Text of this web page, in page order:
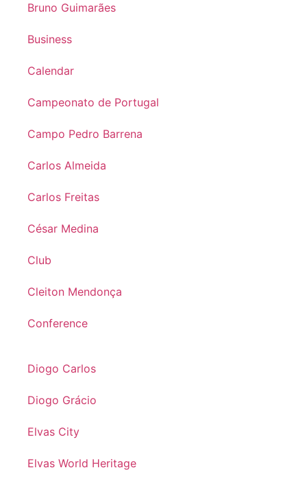
Bruno Guimarães
Business
Calendar
Campeonato de Portugal
Campo Pedro Barrena
Carlos Almeida
Carlos Freitas
César Medina
Club
Cleiton Mendonça
Conference
Diogo Carlos
Diogo Grácio
Elvas City
Elvas World Heritage